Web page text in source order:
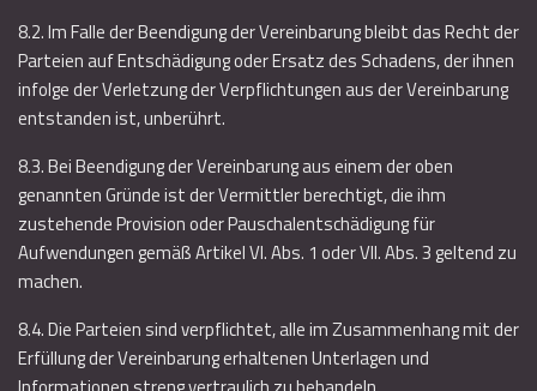
8.2. Im Falle der Beendigung der Vereinbarung bleibt das Recht der
Parteien auf Entschädigung oder Ersatz des Schadens, der ihnen
infolge der Verletzung der Verpflichtungen aus der Vereinbarung
entstanden ist, unberührt.
8.3. Bei Beendigung der Vereinbarung aus einem der oben
genannten Gründe ist der Vermittler berechtigt, die ihm
zustehende Provision oder Pauschalentschädigung für
Aufwendungen gemäß Artikel VI. Abs. 1 oder VII. Abs. 3 geltend zu
machen.
8.4. Die Parteien sind verpflichtet, alle im Zusammenhang mit der
Erfüllung der Vereinbarung erhaltenen Unterlagen und